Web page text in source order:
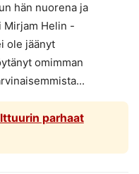
hän nuorena ja
Mirjam Helin -
ole jäänyt
omimman
parhaat